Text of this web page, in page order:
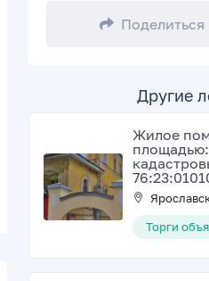
Поделиться
Другие
Жилое
Торги